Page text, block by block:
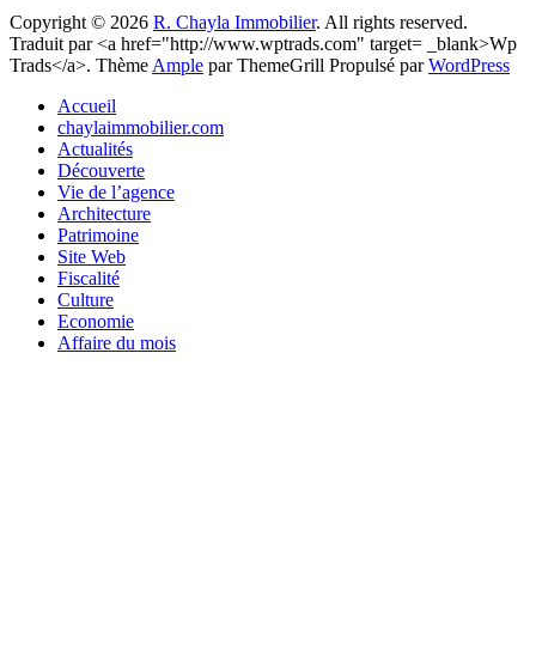
Copyright © 2026 R. Chayla Immobilier. All rights reserved.
Traduit par <a href="http://www.wptrads.com" target= _blank>Wp
Trads</a>. Thème Ample par ThemeGrill Propulsé parWordPress
Accueil
chaylaimmobilier.com
Actualités
Découverte
Vie de l’agence
Architecture
Patrimoine
Site Web
Fiscalité
Culture
Economie
Affaire du mois